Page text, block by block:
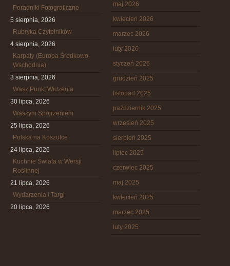
Poradniki Fotograficzne
5 sierpnia, 2026
Rubryka Czytelników
4 sierpnia, 2026
Karpaty (Europa Środkowo-
Wschodnia)
3 sierpnia, 2026
Wasz Punkt Widzenia
30 lipca, 2026
Waszym Spojrzeniem
25 lipca, 2026
Polska na Koszulce
24 lipca, 2026
Kuchnie Świata w Wersji
Roślinnej
21 lipca, 2026
Wydarzenia i Targi
20 lipca, 2026
maj 2026
kwiecień 2026
marzec 2026
luty 2026
styczeń 2026
grudzień 2025
listopad 2025
październik 2025
wrzesień 2025
sierpień 2025
lipiec 2025
czerwiec 2025
maj 2025
kwiecień 2025
marzec 2025
luty 2025